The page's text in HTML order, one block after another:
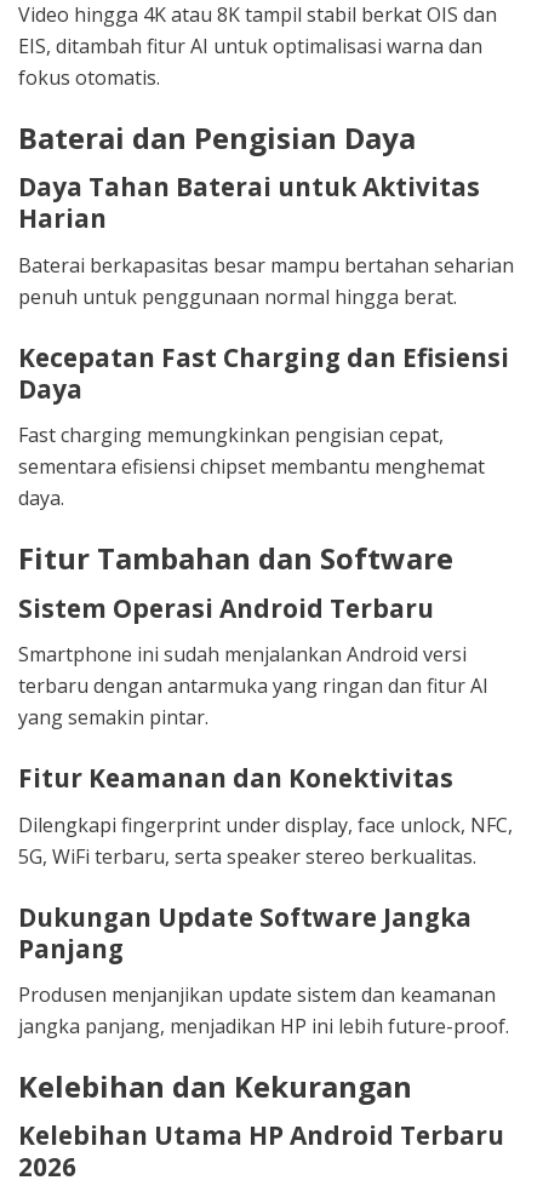
Video hingga 4K atau 8K tampil stabil berkat OIS dan
EIS, ditambah fitur AI untuk optimalisasi warna dan
fokus otomatis.
Baterai dan Pengisian Daya
Daya Tahan Baterai untuk Aktivitas
Harian
Baterai berkapasitas besar mampu bertahan seharian
penuh untuk penggunaan normal hingga berat.
Kecepatan Fast Charging dan Efisiensi
Daya
Fast charging memungkinkan pengisian cepat,
sementara efisiensi chipset membantu menghemat
daya.
Fitur Tambahan dan Software
Sistem Operasi Android Terbaru
Smartphone ini sudah menjalankan Android versi
terbaru dengan antarmuka yang ringan dan fitur AI
yang semakin pintar.
Fitur Keamanan dan Konektivitas
Dilengkapi fingerprint under display, face unlock, NFC,
5G, WiFi terbaru, serta speaker stereo berkualitas.
Dukungan Update Software Jangka
Panjang
Produsen menjanjikan update sistem dan keamanan
jangka panjang, menjadikan HP ini lebih future-proof.
Kelebihan dan Kekurangan
Kelebihan Utama HP Android Terbaru
2026